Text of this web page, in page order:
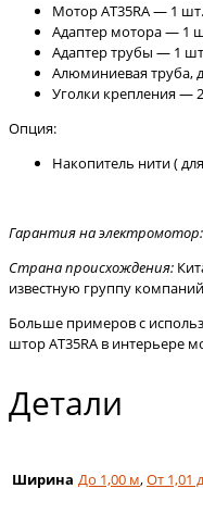
Мотор АТ35RA — 1 шт.
Адаптер мотора — 1
Адаптер трубы — 1
Алюминиевая труба,
Уголки крепления —
Опция:
Накопитель нити (
Гарантия на электромотор:
Страна происхождения:
известную группу
Больше примеров с
штор АT35RA в интерьере
Детали
Ширина До 1,00 м,От 1,01